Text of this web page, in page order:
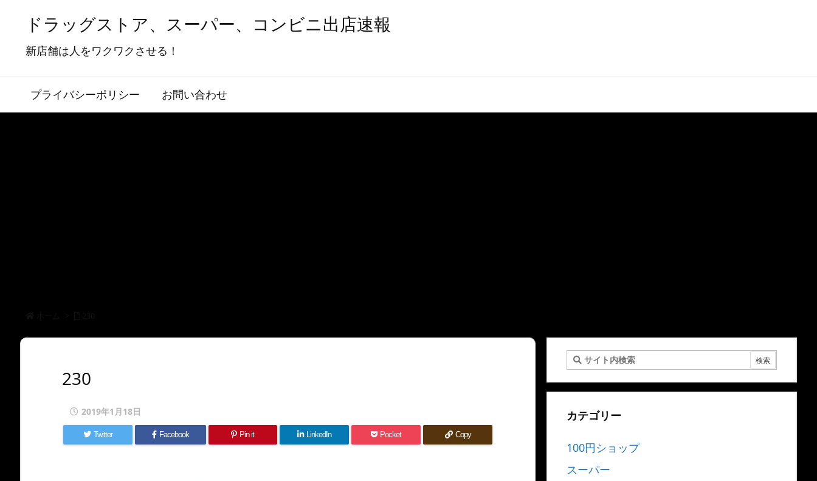
ドラッグストア、スーパー、コンビニ出店速報
新店舗は人をワクワクさせる！
プライバシーポリシー お問い合わせ
230
2019年1月18日
Twitter Facebook Pin it LinkedIn Pocket Copy
カテゴリー
100円ショップ
スーパー